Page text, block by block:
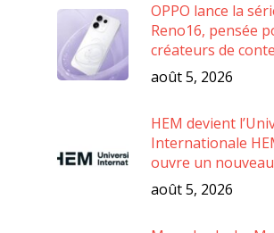
OPPO lance la
Reno16, pensée
créateurs de
août 5, 2026
HEM devient
Internationale
ouvre un
août 5, 2026